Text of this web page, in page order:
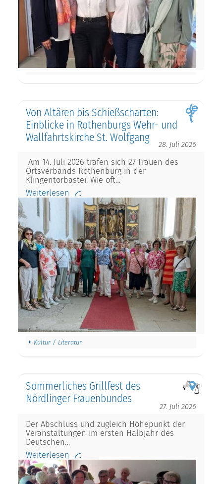
Von Altären bis Schießscharten:
Einblicke in Rothenburgs Wehr- und
Wallfahrtskirche St. Wolfgang
28. Juli 2026
Am 14. Juli 2026 trafen sich 27 Frauen des
Ortsverbands Rothenburg in der
Klingentorbastei. Wie oft…
Weiterlesen
Kultur / Literatur
Sommerliches Grillfest des
Nördlinger Frauenbundes
27. Juli 2026
Der Abschluss und zugleich Höhepunkt der
Veranstaltungen im ersten Halbjahr des
Deutschen…
Weiterlesen